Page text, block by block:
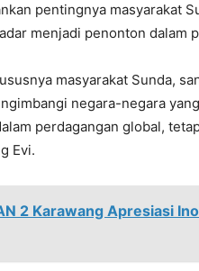
pentingnya masyarakat
menjadi penonton dalam
masyarakat Sunda,
negara-negara
perdagangan global,
Evi.
2 Karawang Apresiasi